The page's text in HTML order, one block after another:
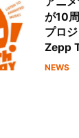
が10
プロ
Zepp
ッセで
NEWS